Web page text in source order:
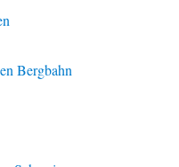
Bergbahn